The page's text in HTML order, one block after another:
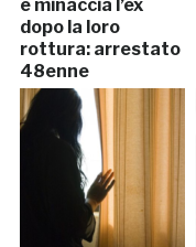
e minaccia l’ex
dopo la loro
rottura: arrestato
48enne